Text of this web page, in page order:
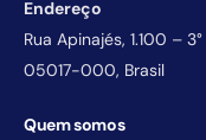
Endereço
Rua Apinajés, 1.100 –
05017-000, Brasil
Quem somos